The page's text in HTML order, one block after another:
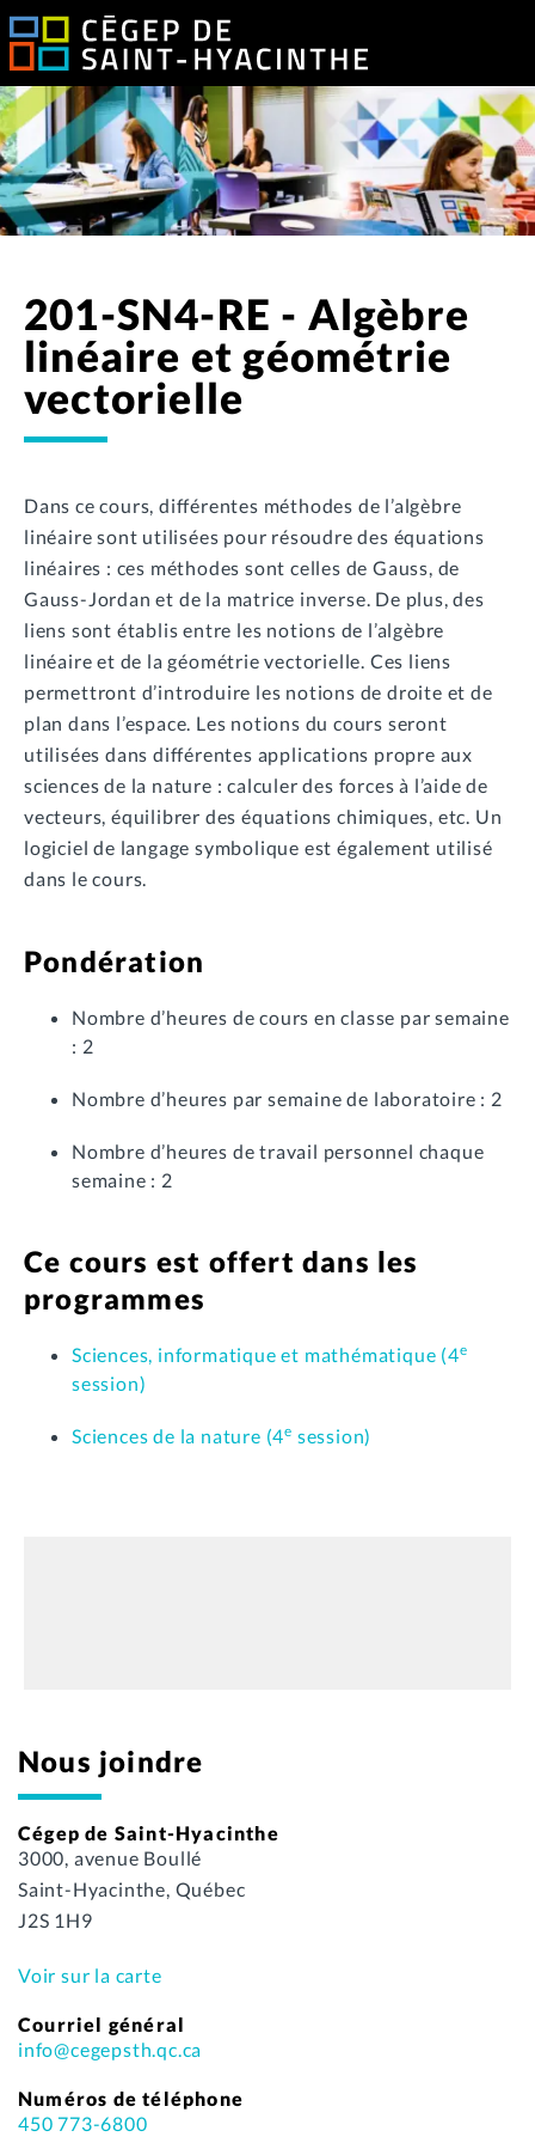
201-SN4-RE - Algèbre
linéaire et géométrie
vectorielle
Dans ce cours, différentes méthodes de l’algèbre
linéaire sont utilisées pour résoudre des équations
linéaires : ces méthodes sont celles de Gauss, de
Gauss-Jordan et de la matrice inverse. De plus, des
liens sont établis entre les notions de l’algèbre
linéaire et de la géométrie vectorielle. Ces liens
permettront d’introduire les notions de droite et de
plan dans l’espace. Les notions du cours seront
utilisées dans différentes applications propre aux
sciences de la nature : calculer des forces à l’aide de
vecteurs, équilibrer des équations chimiques, etc. Un
logiciel de langage symbolique est également utilisé
dans le cours.
Pondération
Nombre d’heures de cours en classe par semaine
: 2
Nombre d’heures par semaine de laboratoire : 2
Nombre d’heures de travail personnel chaque
semaine : 2
Ce cours est offert dans les
programmes
Sciences, informatique et mathématique (4e
session)
Sciences de la nature (4e session)
Nous joindre
Cégep de Saint-Hyacinthe
3000, avenue Boullé
Saint-Hyacinthe, Québec
J2S 1H9
Voir sur la carte
Courriel général
info@cegepsth.qc.ca
Numéros de téléphone
450 773-6800